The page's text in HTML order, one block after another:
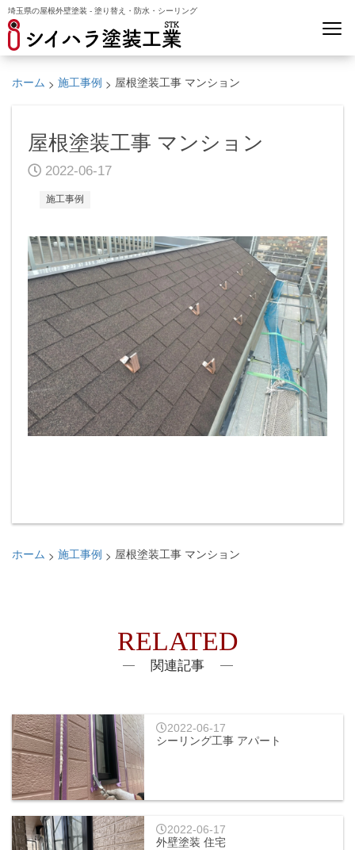
埼玉県の屋根外壁塗装 - 塗り替え・防水・シーリング
ホーム > 施工事例 > 屋根塗装工事 マンション
屋根塗装工事 マンション
2022-06-17
施工事例
ホーム > 施工事例 > 屋根塗装工事 マンション
RELATED
関連記事
2022-06-17
シーリング工事 アパート
2022-06-17
外壁塗装 住宅